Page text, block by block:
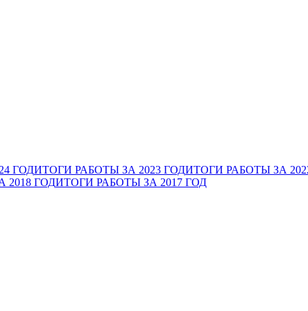
ГОДИТОГИ РАБОТЫ ЗА 2023 ГОДИТОГИ РАБОТЫ ЗА
2018 ГОДИТОГИ РАБОТЫ ЗА 2017 ГОД